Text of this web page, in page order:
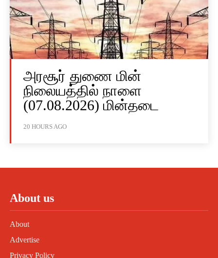
அரசூர் துணை மின்
நிலையத்தில் நாளை
(07.08.2026) மின்தடை
20 HOURS AGO
About us
About
Advertise
Privacy Policy